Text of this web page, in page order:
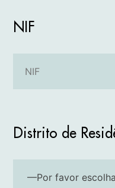
NIF
Distrito de